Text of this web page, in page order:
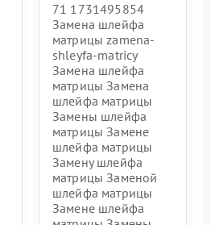
71 1731495854
Замена шлейфа
матрицы zamena-
shleyfa-matricy
Замена шлейфа
матрицы Замена
шлейфа матрицы
Замены шлейфа
матрицы Замене
шлейфа матрицы
Замену шлейфа
матрицы Заменой
шлейфа матрицы
Замене шлейфа